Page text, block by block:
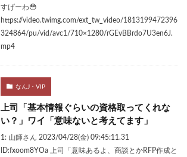
すげーわ😳
https://video.twimg.com/ext_tw_video/1813199472396
324864/pu/vid/avc1/710×1280/rGEvBBrdo7U3en6J.
mp4
なんJ・VIP
上司「基本情報ぐらいの資格取ってくれな
い？」ワイ「意味ないと考えてます」
1: 山師さん 2023/04/28(金) 09:45:11.31
ID:fxoom8YOa 上司「意味あるよ、商談とかRFP作成と